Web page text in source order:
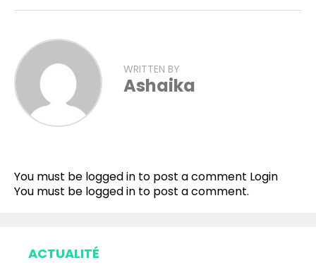
WRITTEN BY
Ashaika
You must be logged in to post a comment Login
You must be logged in to post a comment.
ACTUALITÉ